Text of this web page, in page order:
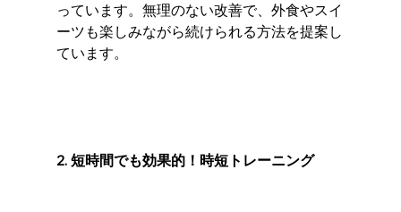
っています。無理のない改善で、外食やスイ
ーツも楽しみながら続けられる方法を提案し
ています。
2. 短時間でも効果的！時短トレーニング